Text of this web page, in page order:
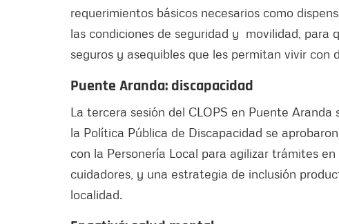
requerimientos básicos necesarios como
las condiciones de seguridad y movilidad, para
seguros y asequibles que les permitan vivir con
Puente Aranda: discapacidad
La tercera sesión del CLOPS en Puente
la Política Pública de Discapacidad se
con la Personería Local para agilizar trámites
cuidadores, y una estrategia de inclusión
localidad.